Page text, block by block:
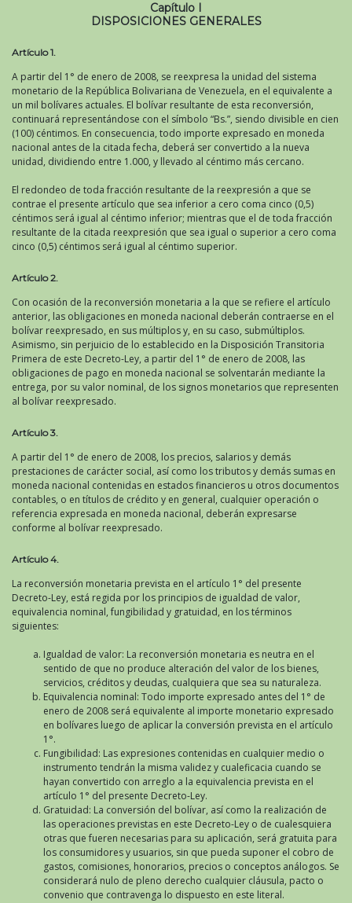
Capítulo I
DISPOSICIONES GENERALES
Artículo 1.
A partir del 1° de enero de 2008, se reexpresa la unidad del sistema
monetario de la República Bolivariana de Venezuela, en el equivalente a
un mil bolívares actuales. El bolívar resultante de esta reconversión,
continuará representándose con el símbolo “Bs.”, siendo divisible en cien
(100) céntimos. En consecuencia, todo importe expresado en moneda
nacional antes de la citada fecha, deberá ser convertido a la nueva
unidad, dividiendo entre 1.000, y llevado al céntimo más cercano.
El redondeo de toda fracción resultante de la reexpresión a que se
contrae el presente artículo que sea inferior a cero coma cinco (0,5)
céntimos será igual al céntimo inferior; mientras que el de toda fracción
resultante de la citada reexpresión que sea igual o superior a cero coma
cinco (0,5) céntimos será igual al céntimo superior.
Artículo 2.
Con ocasión de la reconversión monetaria a la que se refiere el artículo
anterior, las obligaciones en moneda nacional deberán contraerse en el
bolívar reexpresado, en sus múltiplos y, en su caso, submúltiplos.
Asimismo, sin perjuicio de lo establecido en la Disposición Transitoria
Primera de este Decreto-Ley, a partir del 1° de enero de 2008, las
obligaciones de pago en moneda nacional se solventarán mediante la
entrega, por su valor nominal, de los signos monetarios que representen
al bolívar reexpresado.
Artículo 3.
A partir del 1° de enero de 2008, los precios, salarios y demás
prestaciones de carácter social, así como los tributos y demás sumas en
moneda nacional contenidas en estados financieros u otros documentos
contables, o en títulos de crédito y en general, cualquier operación o
referencia expresada en moneda nacional, deberán expresarse
conforme al bolívar reexpresado.
Artículo 4.
La reconversión monetaria prevista en el artículo 1° del presente
Decreto-Ley, está regida por los principios de igualdad de valor,
equivalencia nominal, fungibilidad y gratuidad, en los términos
siguientes:
Igualdad de valor: La reconversión monetaria es neutra en el
sentido de que no produce alteración del valor de los bienes,
servicios, créditos y deudas, cualquiera que sea su naturaleza.
Equivalencia nominal: Todo importe expresado antes del 1° de
enero de 2008 será equivalente al importe monetario expresado
en bolívares luego de aplicar la conversión prevista en el artículo
1°.
Fungibilidad: Las expresiones contenidas en cualquier medio o
instrumento tendrán la misma validez y cualeficacia cuando se
hayan convertido con arreglo a la equivalencia prevista en el
artículo 1° del presente Decreto-Ley.
Gratuidad: La conversión del bolívar, así como la realización de
las operaciones previstas en este Decreto-Ley o de cualesquiera
otras que fueren necesarias para su aplicación, será gratuita para
los consumidores y usuarios, sin que pueda suponer el cobro de
gastos, comisiones, honorarios, precios o conceptos análogos. Se
considerará nulo de pleno derecho cualquier cláusula, pacto o
convenio que contravenga lo dispuesto en este literal.